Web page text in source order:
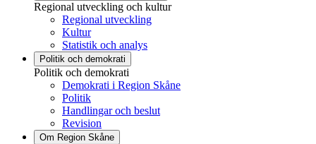
Regional utveckling och kultur
Regional utveckling
Kultur
Statistik och analys
Politik och demokrati
Politik och demokrati
Demokrati i Region Skåne
Politik
Handlingar och beslut
Revision
Om Region Skåne